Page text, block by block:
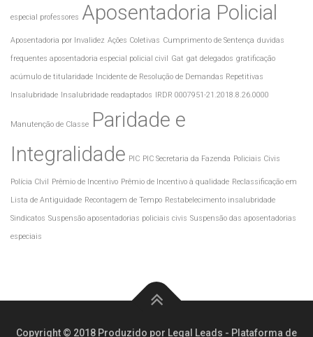
especial professores Aposentadoria Policial
Aposentadoria por Invalidez Ações Coletivas Cumprimento de Sentença duvidas
frequentes aposentadoria especial policial civil Gat gat delegados gratificação
acúmulo de titularidade Incidente de Resolução de Demandas Repetitivas
Insalubridade Insalubridade readaptados IRDR 0007951-21.2018.8.26.0000
Manutenção de Classe Paridade e
Integralidade PIC PIC Secretaria da Fazenda Policiais Civis
Polícia CIvil Prêmio de Incentivo Prêmio de Incentivo à qualidade Reclassificação em
Lista de Antiguidade Recontagem de Tempo Restabelecimento insalubridade
Sindicatos Suspensão aposentadorias policiais civis Suspensão das aposentadorias
especiais
Copyright © 2018 Produzido por Legal Leads - Plataforma de